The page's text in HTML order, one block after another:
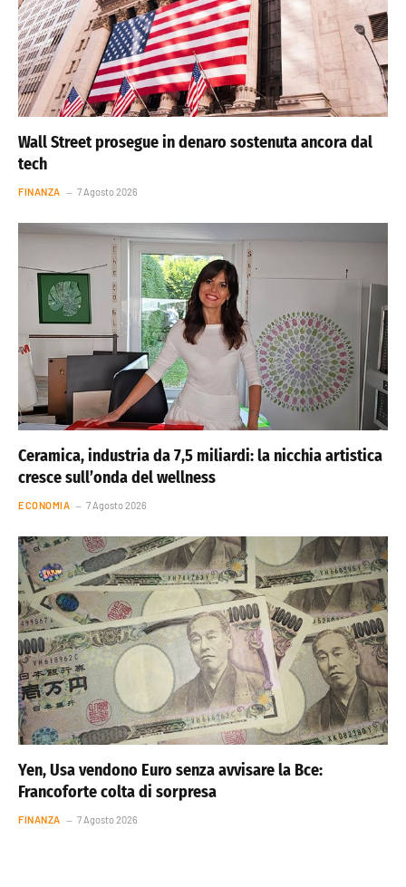
Wall Street prosegue in denaro sostenuta ancora dal
tech
FINANZA 7 Agosto 2026
Ceramica, industria da 7,5 miliardi: la nicchia artistica
cresce sull’onda del wellness
ECONOMIA 7 Agosto 2026
Yen, Usa vendono Euro senza avvisare la Bce:
Francoforte colta di sorpresa
FINANZA 7 Agosto 2026